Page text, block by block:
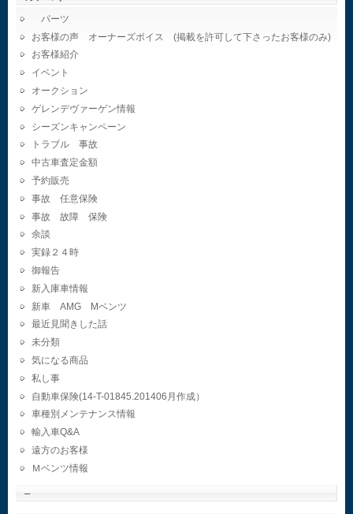
パーツ
お客様の声 オーナーズボイス (掲載を許可して下さったお客様のみ)
お客様紹介
イベント
オークション
ゲレンデヴァーゲン情報
シーズンキャンペーン
トラブル 事故
中古車査定金額
予約販売
事故 任意保険
事故 故障 保険
余談
実録２４時
御報告
新入庫車情報
新車 AMG Mベンツ
最近見聞きした話
未分類
気になる商品
私し事
自動車保険(14-T-01845.201406月作成）
車種別メンテナンス情報
輸入車Q&A
遠方のお客様
Ｍベンツ情報
–